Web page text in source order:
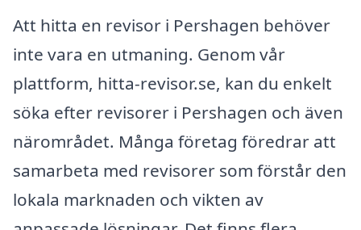
Att hitta en revisor i Pershagen behöver
inte vara en utmaning. Genom vår
plattform, hitta-revisor.se, kan du enkelt
söka efter revisorer i Pershagen och även
närområdet. Många företag föredrar att
samarbeta med revisorer som förstår den
lokala marknaden och vikten av